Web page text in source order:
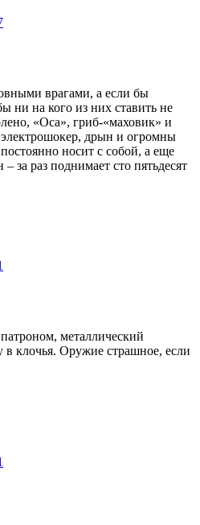
врагами, а если бы
ни на кого из них ставить не
«Оса», гриб-«маховик» и
электрошокер, дрын и огромны
носит с собой, а еще
за раз поднимает сто пятьдесят
металлический
в клочья. Оружие страшное, если